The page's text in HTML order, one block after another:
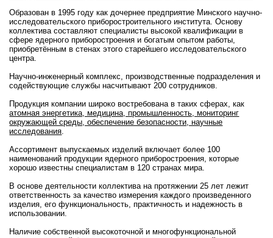
Образован в 1995 году как дочернее предприятие Минского научно-
исследовательского приборостроительного института. Основу
коллектива составляют специалисты высокой квалификации в
сфере ядерного приборостроения и богатым опытом работы,
приобретённым в стенах этого старейшего исследовательского
центра.
Научно-инженерный комплекс, производственные подразделения и
содействующие службы насчитывают 200 сотрудников.
Продукция компании широко востребована в таких сферах, как
атомная энергетика, медицина, промышленность, мониторинг
окружающей среды, обеспечение безопасности, научные
исследования.
Ассортимент выпускаемых изделий включает более 100
наименований продукции ядерного приборостроения, которые
хорошо известны специалистам в 120 странах мира.
В основе деятельности коллектива на протяжении 25 лет лежит
ответственность за качество измерения каждого произведенного
изделия, его функциональность, практичность и надежность в
использовании.
Наличие собственной высокоточной и многофункциональной